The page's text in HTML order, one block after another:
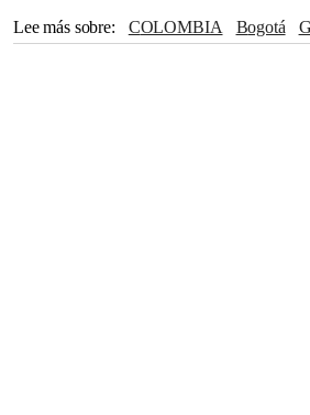
Lee más sobre
COLOMBIA Bogotá